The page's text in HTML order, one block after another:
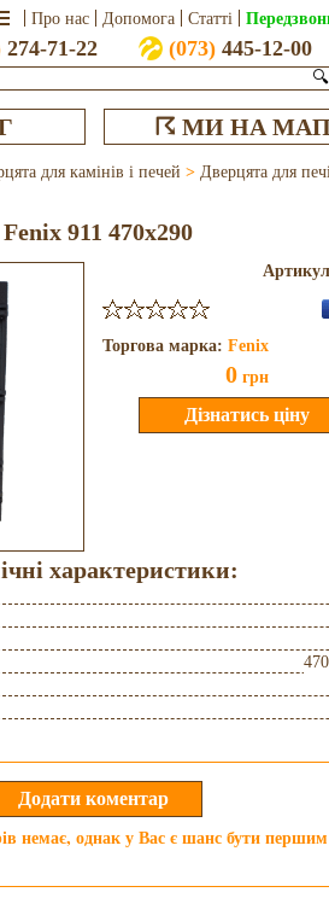
Про нас Допомога Статті
274-71-22 (073)445-12-00
🔍
☈ МИ НА
для камінів і печей > Дверцята для
911 470x290
Торгова марка: Fenix
0 грн
характеристики:
немає, однак у Вас є шанс бути